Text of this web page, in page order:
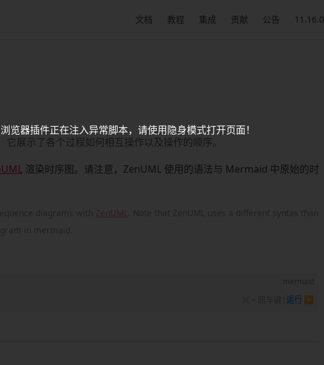
文档 教程 集成 贡献 公告 11.16.0
它展示了各个过程如何相互操作以及操作的顺序。
渲染时序图。请注意，ZenUML 使用的语法与 Mermaid 中原始的时
diagrams with ZenUML
运行 ▶
览器插件正在注入异常脚本，请使用隐身模式打开页面！